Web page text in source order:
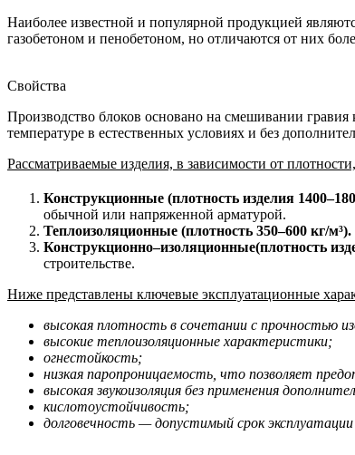
Наиболее известной и популярной продукцией
газобетоном и пенобетоном, но отличаются от них
Свойства
Производство блоков основано на смешивании
температуре в естественных условиях и без
Рассматриваемые изделия, в зависимости от
Конструкционные (плотность изделия
обычной или напряженной арматурой.
Теплоизоляционные (плотность 350–600 кг/м³).
Конструкционно–изоляционные(плотность
строительстве.
Ниже представлены ключевые эксплуатационные
высокая плотность в сочетании с прочностью
высокие теплоизоляционные характеристики;
огнестойкость;
низкая паропроницаемость, что позволяет
высокая звукоизоляция без применения
кислотоустойчивость;
долговечность — допустимый срок эксплуатации